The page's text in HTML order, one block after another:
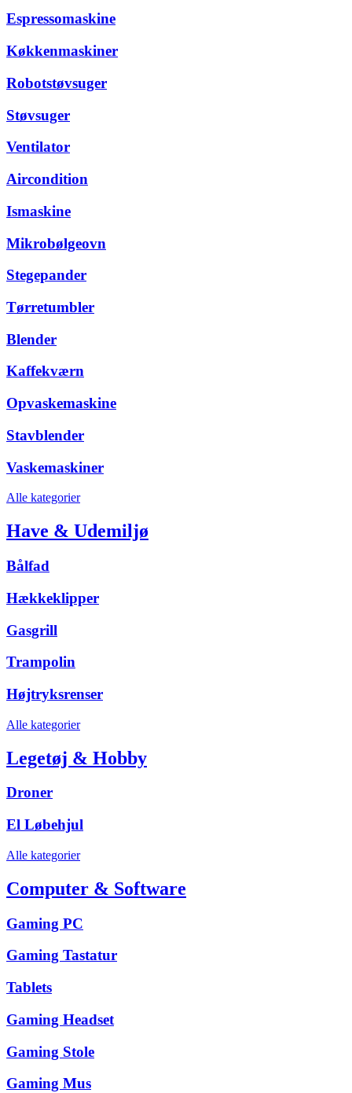
Espressomaskine
Køkkenmaskiner
Robotstøvsuger
Støvsuger
Ventilator
Aircondition
Ismaskine
Mikrobølgeovn
Stegepander
Tørretumbler
Blender
Kaffekværn
Opvaskemaskine
Stavblender
Vaskemaskiner
Alle kategorier
Have & Udemiljø
Bålfad
Hækkeklipper
Gasgrill
Trampolin
Højtryksrenser
Alle kategorier
Legetøj & Hobby
Droner
El Løbehjul
Alle kategorier
Computer & Software
Gaming PC
Gaming Tastatur
Tablets
Gaming Headset
Gaming Stole
Gaming Mus